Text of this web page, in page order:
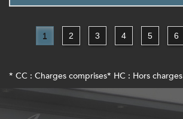
1 2 3 4 5 6
* CC : Charges comprises* HC : Hors charges